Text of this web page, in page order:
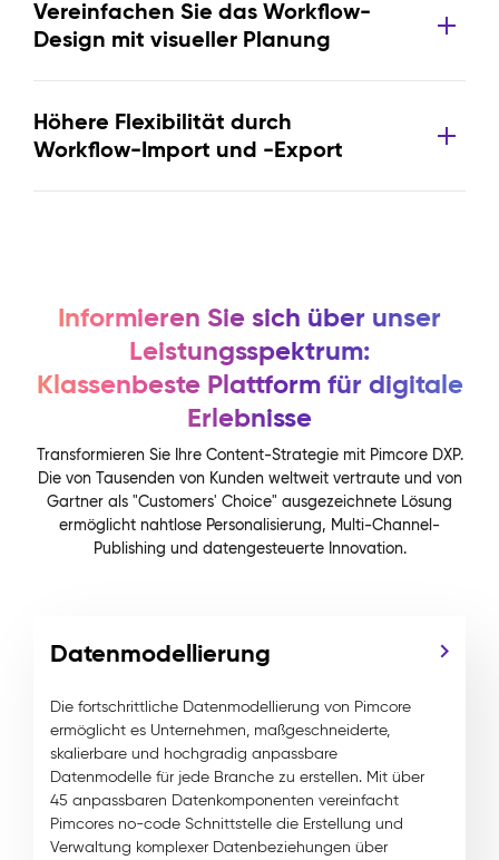
Vereinfachen Sie das Workflow-
Design mit visueller Planung
Höhere Flexibilität durch
Workflow-Import und -Export
Informieren Sie sich über unser
Leistungsspektrum:
Klassenbeste Plattform für digitale
Erlebnisse
Transformieren Sie Ihre Content-Strategie mit Pimcore DXP.
Die von Tausenden von Kunden weltweit vertraute und von
Gartner als "Customers' Choice" ausgezeichnete Lösung
ermöglicht nahtlose Personalisierung, Multi-Channel-
Publishing und datengesteuerte Innovation.
Datenmodellierung
Die fortschrittliche Datenmodellierung von Pimcore
ermöglicht es Unternehmen, maßgeschneiderte,
skalierbare und hochgradig anpassbare
Datenmodelle für jede Branche zu erstellen. Mit über
45 anpassbaren Datenkomponenten vereinfacht
Pimcores no-code Schnittstelle die Erstellung und
Verwaltung komplexer Datenbeziehungen über